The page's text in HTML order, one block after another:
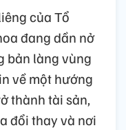
của Tổ
đang dần nở
bản làng vùng
về một hướng
thành tài sản,
đổi thay và nơi